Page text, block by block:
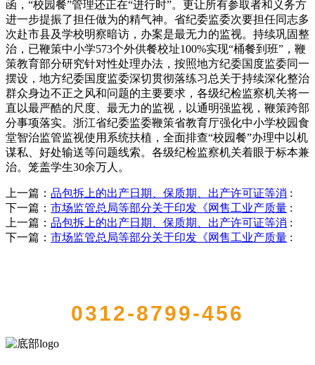
函，“校园餐”管理还正在“进行时”。更让所有参取者和义务方
进一步提振了担任做为的精气神。省纪委监委次要担任同志多
次赴市县及学校明察暗访，办案是最无力的监视。持续巩固整
治，已鞭策中小学573个外供餐校址100%实现“桶餐到班”，鞭
策教育部分研究针对性处理办法，按照地方纪委国度监委同一
摆设，地方纪委国度监委深切贯彻落练习总关于持续深化整治
群众身边不正之风和问题的主要要求，各级纪检监察机关将一
直以最严酷的尺度、最无力的监视，以通明强监视，鞭策跨部
分事项落实。浙江省纪委监委鞭策省教育厅强化中小学校园食
堂智治监管监视使用系统扶植，全面排查“校园餐”办理中以机
谋私、好处输送等问题线索。各级纪检监察机关着眼于标本兼
治。笼盖学生30余万人。
上一篇： 品包拆上的出产日期、保质期、出产许可证等消 :
下一篇： 市场监管总局等部分关于印发《网售工业产质量 :
上一篇： 品包拆上的出产日期、保质期、出产许可证等消 :
下一篇： 市场监管总局等部分关于印发《网售工业产质量 :
0312-8799-456